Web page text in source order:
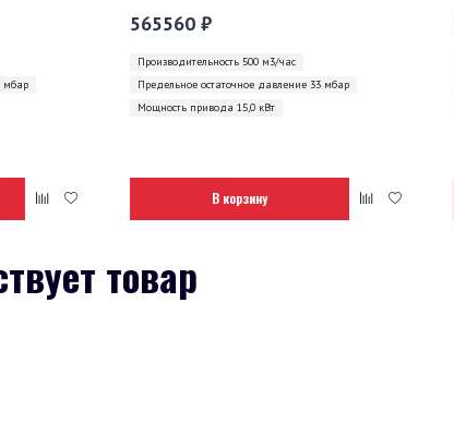
мбар
565560 ₽
Производительность 500 м3/час
Предельное остаточное давление 33 мбар
Мощность привода 15,0 кВт
В корзину
товар